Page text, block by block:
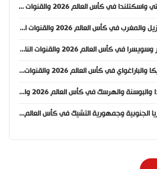
موعد مباراة هايتي واسكتلندا في كأس العالم 2026 والقنوات الناقلة
موعد مباراة البرازيل والمغرب في كأس العالم 2026 والقنوات الناقلة
موعد مباراة قطر وسويسرا في كأس العالم 2026 والقنوات الناقلة
موعد مباراة أمريكا والباراغواي في كأس العالم 2026 والقنوات الناقلة
موعد مباراة كندا والبوسنة والهرسك في كأس العالم 2026 والقنوات الناقلة
موعد مباراة كوريا الجنوبية وجمهورية التشيك في كأس العالم 2026 والقنوات الناقلة